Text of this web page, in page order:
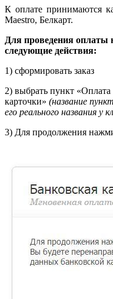
К оплате принимаются
Maestro, Белкарт.
Для проведения оплаты
следующие действия:
1) сформировать заказ
2) выбрать пункт «Оплата
карточки» (название
его реального названия у
3) Для продолжения